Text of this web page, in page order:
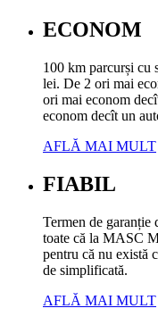
ECONOM
100 km parcurși cu
lei. De 2 ori mai
ori mai econom
econom decît un
AFLĂ MAI MULT
FIABIL
Termen de garanție
toate că la MASC
pentru că nu există
de simplificată.
AFLĂ MAI MULT